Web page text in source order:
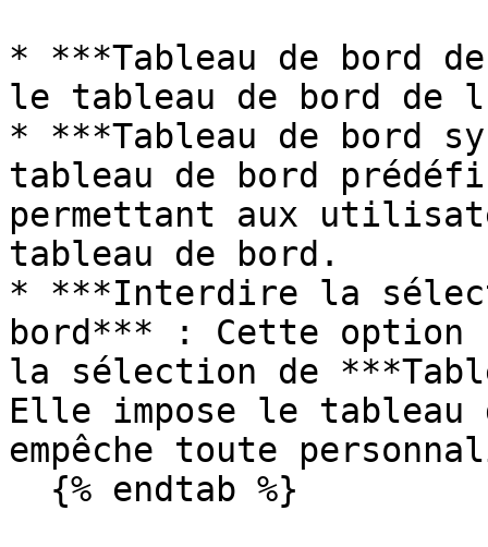
* ***Tableau de bord
le tableau de bord
* ***Tableau de bord
tableau de bord
permettant aux
tableau de bord.
* ***Interdire la
bord*** : Cette option
la sélection de
Elle impose le
empêche toute